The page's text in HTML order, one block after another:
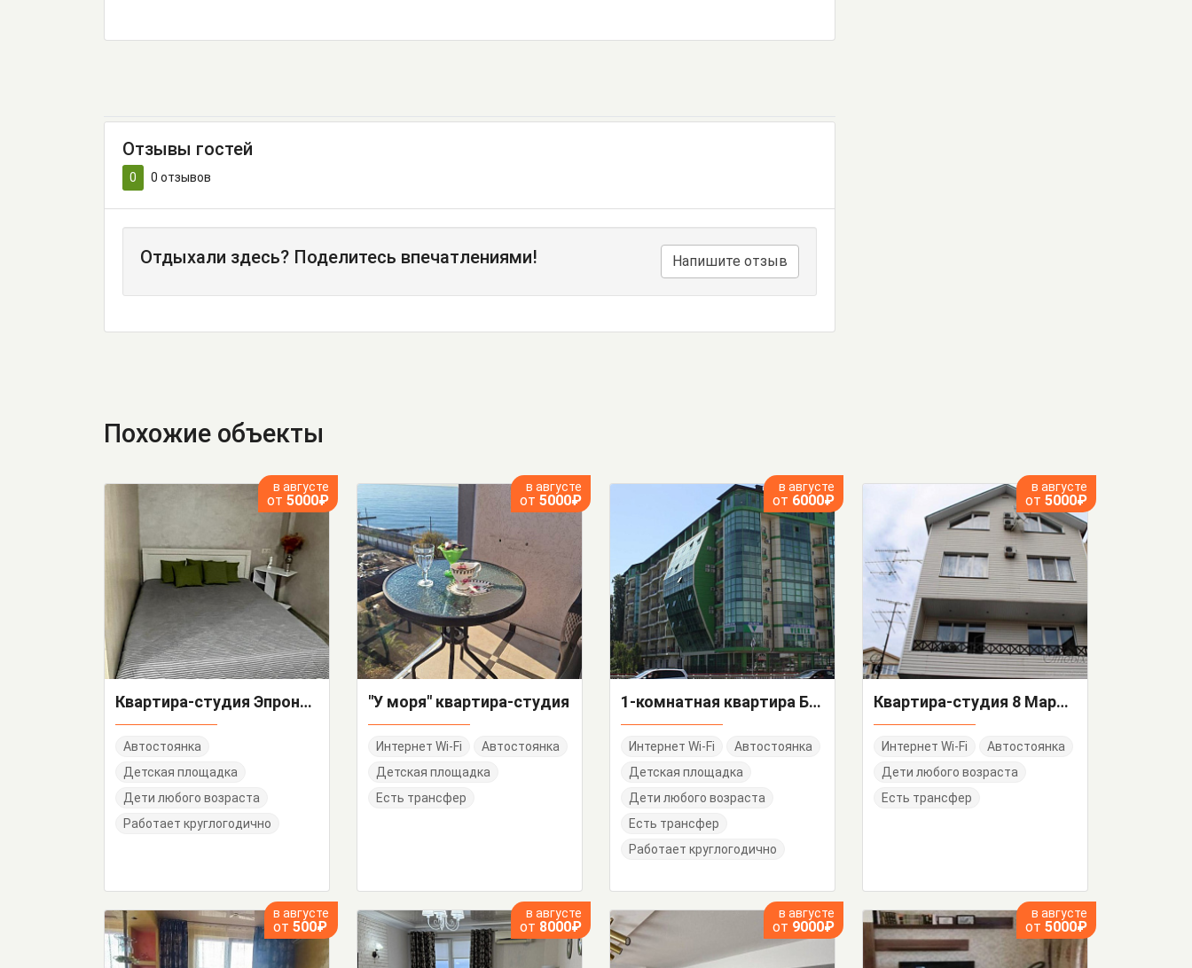
Отзывы гостей
0 0 отзывов
Отдыхали здесь? Поделитесь впечатлениями! Напишите отзыв
Похожие объекты
в августе
от 5000₽
Квартира-студия Эпроновская 2-А/3
Автостоянка
Детская площадка
Дети любого возраста
Работает круглогодично
в августе
от 5000₽
"У моря" квартира-студия
Интернет Wi-Fi
Автостоянка
Детская площадка
Есть трансфер
в августе
от 6000₽
1-комнатная квартира Белорусская 20
Интернет Wi-Fi
Автостоянка
Детская площадка
Дети любого возраста
Есть трансфер
Работает круглогодично
в августе
от 5000₽
Квартира-студия 8 Марта 4/3
Интернет Wi-Fi
Автостоянка
Дети любого возраста
Есть трансфер
в августе
от 500₽
в августе
от 8000₽
в августе
от 9000₽
в августе
от 5000₽